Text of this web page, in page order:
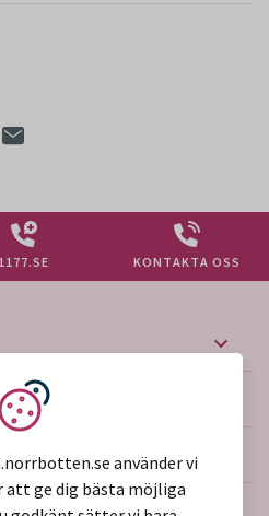
1177.SE KONTAKTA OSS
Vi använder kakor
använder vi
att ge dig bästa möjliga